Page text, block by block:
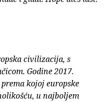
civilizacija, s
Godine 2017.
kojoj europske
u najboljem